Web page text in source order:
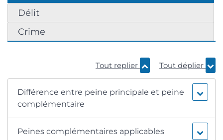
Délit
Crime
Tout replier Tout déplier
Différence entre peine principale et peine
complémentaire
Peines complémentaires applicables